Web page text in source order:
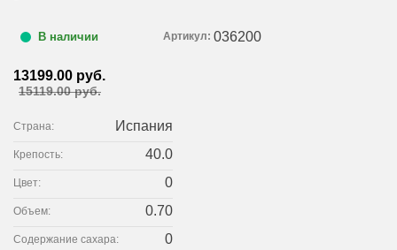
В наличии Артикул: 036200
13199.00 руб.
15119.00 руб.
Страна: Испания
Крепость: 40.0
Цвет: 0
Объем: 0.70
Содержание сахара: 0